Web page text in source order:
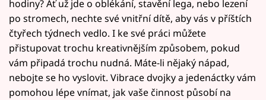
hodiny? Ať už jde o oblékání, stavění lega, nebo lezení
po stromech, nechte své vnitřní dítě, aby vás v příštích
čtyřech týdnech vedlo. I ke své práci můžete
přistupovat trochu kreativnějším způsobem, pokud
vám připadá trochu nudná. Máte-li nějaký nápad,
nebojte se ho vyslovit. Vibrace dvojky a jedenáctky vám
pomohou lépe vnímat, jak vaše činnost působí na